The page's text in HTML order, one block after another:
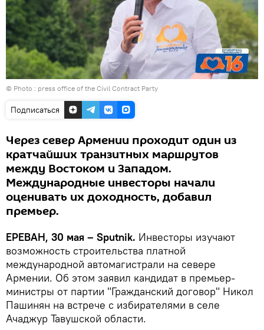
© Photo : press office of the Civil Contract Party
Подписаться
Через север Армении проходит один из
кратчайших транзитных маршрутов
между Востоком и Западом.
Международные инвесторы начали
оценивать их доходность, добавил
премьер.
ЕРЕВАН, 30 мая – Sputnik. Инвесторы изучают
возможность строительства платной
международной автомагистрали на севере
Армении. Об этом заявил кандидат в премьер-
министры от партии "Гражданский договор" Никол
Пашинян на встрече с избирателями в селе
Ачаджур Тавушской области.